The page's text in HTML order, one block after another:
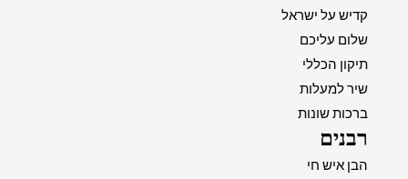
קדיש על ישראל
שלום עליכם
תיקון הכללי
שיר למעלות
ברכות שונות
רבנים
הבן איש חי